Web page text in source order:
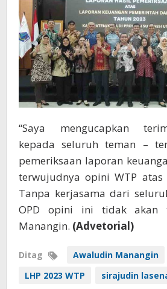
“Saya mengucapkan
kepada seluruh teman –
pemeriksaan laporan
terwujudnya opini WTP atas
Tanpa kerjasama dari
OPD opini ini tidak akan
Manangin. (Advetorial)
Ditag Awaludin Manangin
LHP 2023 WTP
sirajudin